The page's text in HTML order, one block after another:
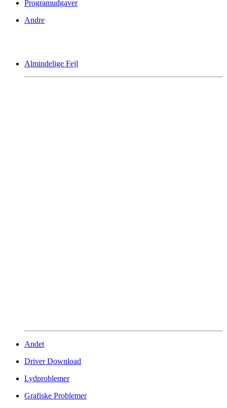
Programudgaver
Andre
Almindelige Fejl
Andet
Driver Download
Lydproblemer
Grafiske Problemer